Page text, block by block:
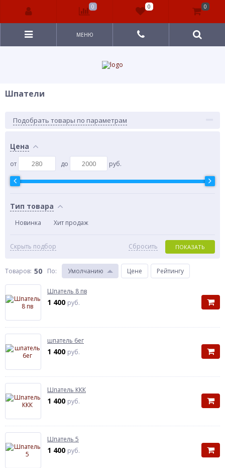
МЕНЮ
Шпатели
Подобрать товары по параметрам
Цена
от до руб.
Тип товара
Новинка Хит продаж
Скрыть подбор ПОКАЗАТЬ
Сбросить
Товаров: 50 По: Умолчанию Цене Рейтингу
Шпатель 8 пв
1 400 руб.
шпатель 6ег
1 400 руб.
Шпатель ККК
1 400 руб.
Шпатель 5
1 400 руб.
0 0 0